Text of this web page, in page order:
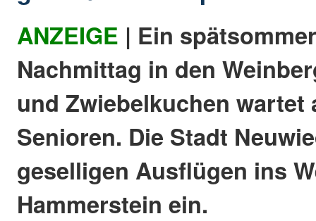
ANZEIGE | Ein
Nachmittag in den
und Zwiebelkuchen wartet
Senioren. Die Stadt
geselligen Ausflügen ins
Hammerstein ein.